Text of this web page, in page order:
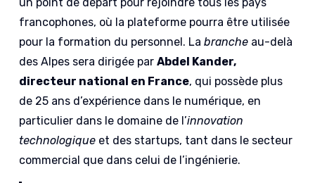
francophones, où la plateforme pourra être utilisée
pour la formation du personnel. Labranche au-delà
des Alpes sera dirigée parAbdel Kander,
directeur national en France, qui possède plus
de 25 ans d’expérience dans le numérique, en
particulier dans le domaine de l’innovation
technologique et des startups, tant dans le secteur
commercial que dans celui de l’ingénierie.